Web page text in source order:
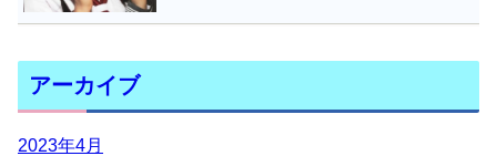
アーカイブ
2023年4月